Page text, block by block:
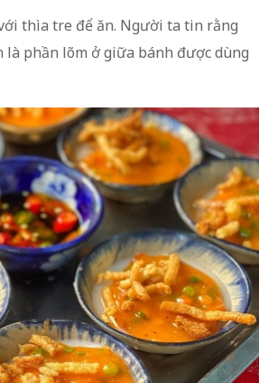
thìa tre để ăn. Người ta tin rằng
phần lõm ở giữa bánh được dùng